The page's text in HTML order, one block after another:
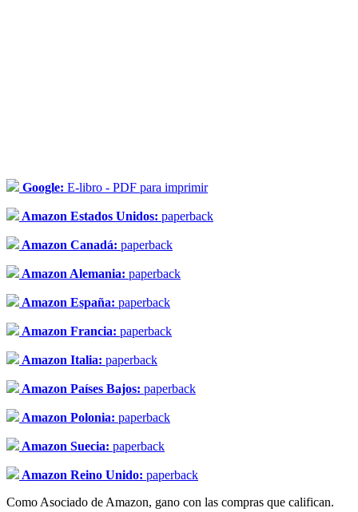
Google: E-libro - PDF para imprimir
Amazon Estados Unidos: paperback
Amazon Canadá: paperback
Amazon Alemania: paperback
Amazon España: paperback
Amazon Francia: paperback
Amazon Italia: paperback
Amazon Países Bajos: paperback
Amazon Polonia: paperback
Amazon Suecia: paperback
Amazon Reino Unido: paperback
Como Asociado de Amazon, gano con las compras que califican.